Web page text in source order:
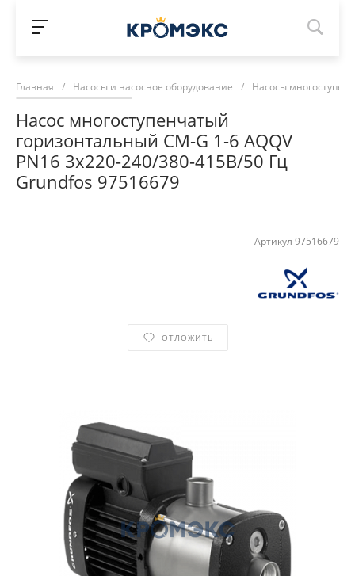
Главная / Насосы и насосное оборудование / Насосы
Насос многоступенчатый
горизонтальный CM-G 1-6 AQQV
PN16 3х220-240/380-415В/50 Гц
Grundfos 97516679
Артикул 97516679
ОТЛОЖИТЬ